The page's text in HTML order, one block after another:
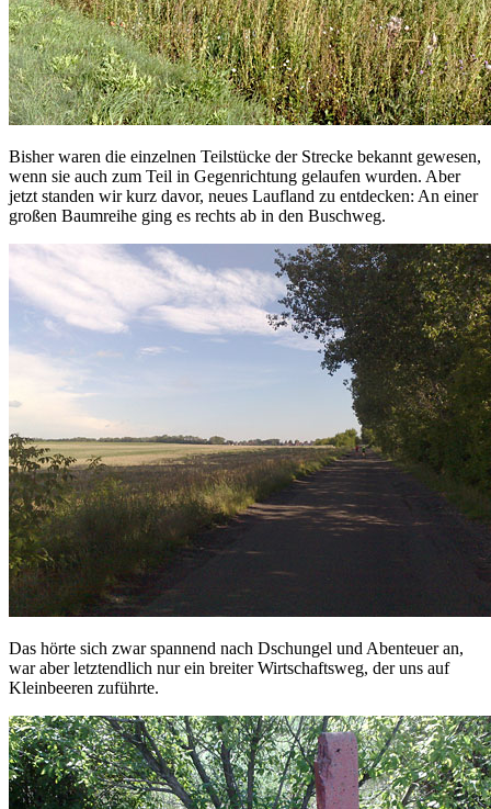
Bisher waren die einzelnen Teilstücke der Strecke bekannt gewesen,
wenn sie auch zum Teil in Gegenrichtung gelaufen wurden. Aber
jetzt standen wir kurz davor, neues Laufland zu entdecken: An einer
großen Baumreihe ging es rechts ab in den Buschweg.
Das hörte sich zwar spannend nach Dschungel und Abenteuer an,
war aber letztendlich nur ein breiter Wirtschaftsweg, der uns auf
Kleinbeeren zuführte.